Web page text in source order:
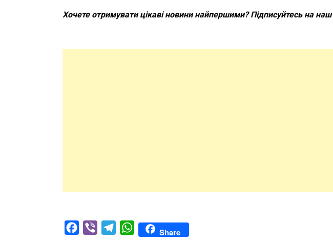
Хочете отримувати цікаві новини найпершими? Підписуйтесь на наш
Facebook
Viber TelegramWhatsAppShare